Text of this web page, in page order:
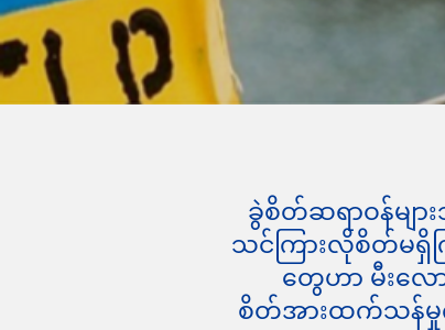
ခွဲစိတ်ဆရာဝန်မျ
သင်ကြားလိုစိတ်မရှိ
တွေဟာ မီးလေ
စိတ်အားထက်သန်မှုက